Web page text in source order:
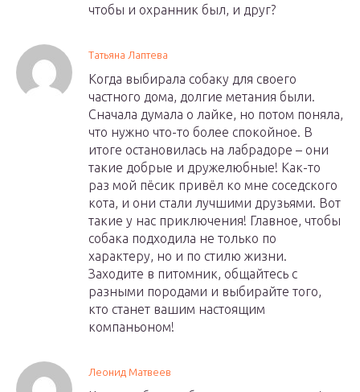
чтобы и охранник был, и друг?
Татьяна Лаптева
Когда выбирала собаку для своего
частного дома, долгие метания были.
Сначала думала о лайке, но потом поняла,
что нужно что-то более спокойное. В
итоге остановилась на лабрадоре – они
такие добрые и дружелюбные! Как-то
раз мой пёсик привёл ко мне соседского
кота, и они стали лучшими друзьями. Вот
такие у нас приключения! Главное, чтобы
собака подходила не только по
характеру, но и по стилю жизни.
Заходите в питомник, общайтесь с
разными породами и выбирайте того,
кто станет вашим настоящим
компаньоном!
Леонид Матвеев